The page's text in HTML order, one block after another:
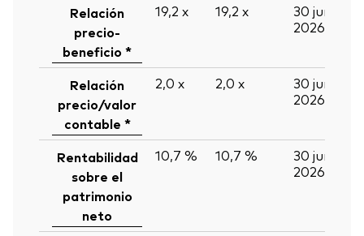
Relación
precio-
beneficio *
19,2 x 19,2 x
30 jun
2026
Relación
precio/valor
contable *
2,0 x 2,0 x
30 jun
2026
Rentabilidad
sobre el
patrimonio
neto
10,7 % 10,7 %
30 jun
2026